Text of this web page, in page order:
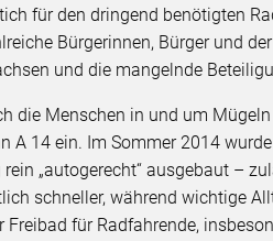
für den dringend benötigten
Bürgerinnen, Bürger und
und die mangelnde
die Menschen in und um
A 14 ein. Im Sommer 2014
„autogerecht“ ausgebaut –
schneller, während wichtige
für Radfahrende,